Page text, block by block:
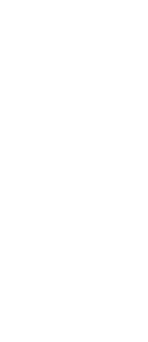
de nieve provocados por ríos
atmosféricos pueden generar
retrasando el deshielo
convirtió en el mes más
Universidad de Southampton
identifican factores
implicaciones para el futuro